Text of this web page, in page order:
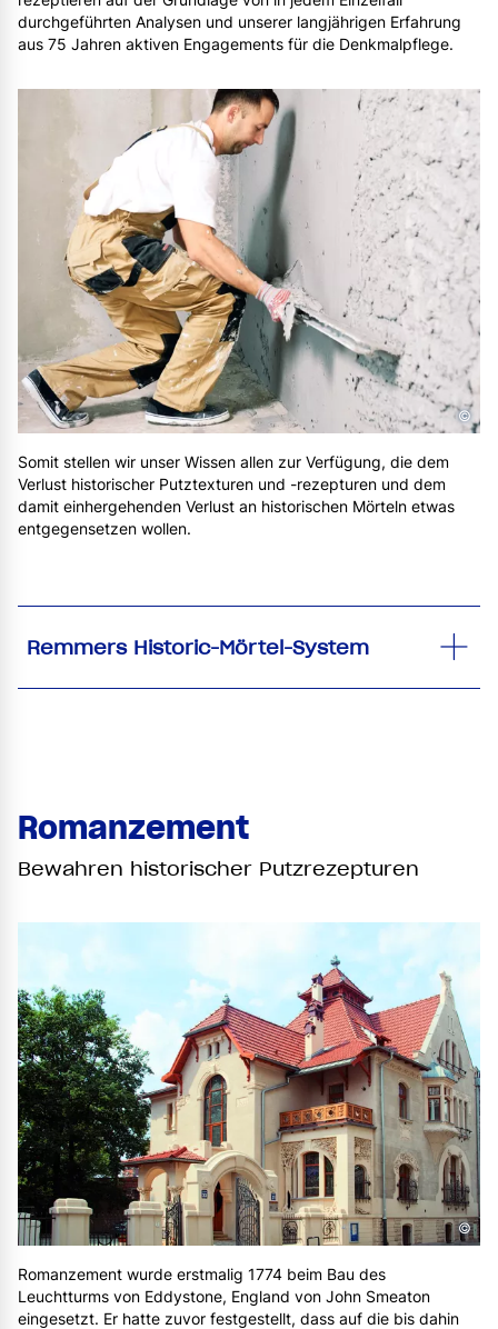
durchgeführten Analysen und unserer langjährigen Erfahrung
aus 75 Jahren aktiven Engagements für die Denkmalpflege.
©
Somit stellen wir unser Wissen allen zur Verfügung, die dem
Verlust historischer Putztexturen und -rezepturen und dem
damit einhergehenden Verlust an historischen Mörteln etwas
entgegensetzen wollen.
Remmers Historic-Mörtel-System
Romanzement
Bewahren historischer Putzrezepturen
Romanzement wurde erstmalig 1774 beim Bau des
Leuchtturms von Eddystone, England von John Smeaton
eingesetzt. Er hatte zuvor festgestellt, dass auf die bis dahin
©